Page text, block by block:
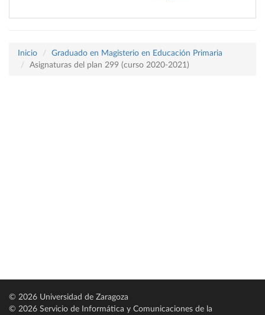
Inicio
Graduado en Magisterio en Educación Primaria
Asignaturas del plan 299 (curso 2020-2021)
© 2026 Universidad de Zaragoza
© 2026 Servicio de Informática y Comunicaciones de la